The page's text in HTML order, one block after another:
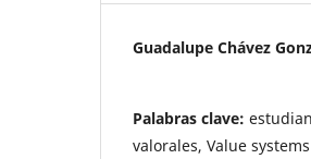
Guadalupe Chávez
Palabras clave:
valorales, Value systems